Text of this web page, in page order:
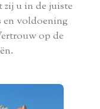
zij u in de juiste
en voldoening
op de